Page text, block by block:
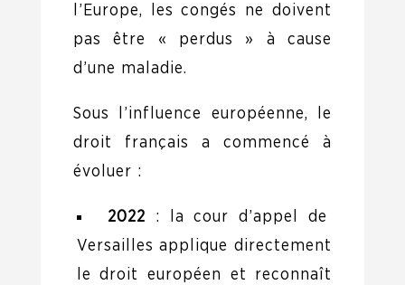
l’Europe, les congés ne doivent
pas être « perdus » à cause
d’une maladie.
Sous l’influence européenne, le
droit français a commencé à
évoluer :
2022 : la cour d’appel de
Versailles applique directement
le droit européen et reconnaît